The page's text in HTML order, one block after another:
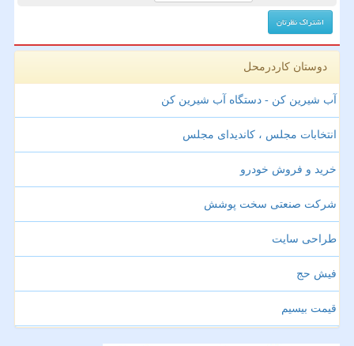
دوستان کاردرمحل
آب شیرین کن - دستگاه آب شیرین کن
انتخابات مجلس ، کاندیدای مجلس
خرید و فروش خودرو
شرکت صنعتی سخت پوشش
طراحی سایت
فیش حج
قیمت بیسیم